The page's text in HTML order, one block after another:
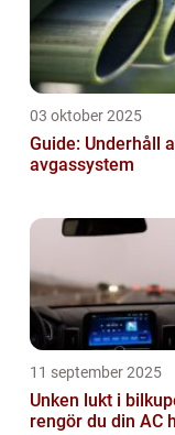
03 oktober 2025
Guide: Underhåll
avgassystem
11 september 2025
Unken lukt i
rengör du din AC